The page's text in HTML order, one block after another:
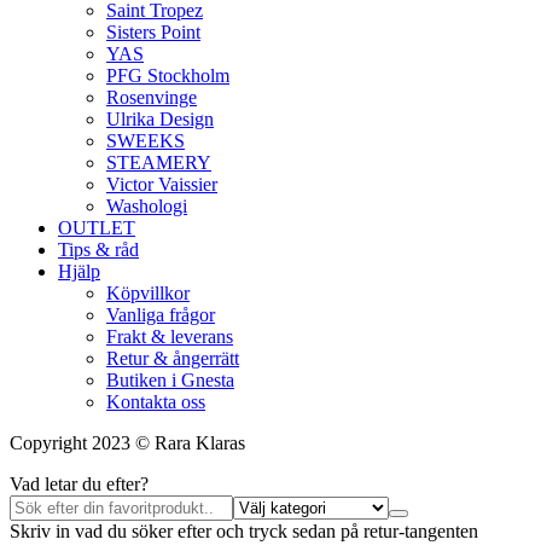
Saint Tropez
Sisters Point
YAS
PFG Stockholm
Rosenvinge
Ulrika Design
SWEEKS
STEAMERY
Victor Vaissier
Washologi
OUTLET
Tips & råd
Hjälp
Köpvillkor
Vanliga frågor
Frakt & leverans
Retur & ångerrätt
Butiken i Gnesta
Kontakta oss
Copyright 2023 © Rara Klaras
Vad letar du efter?
Skriv in vad du söker efter och tryck sedan på retur-tangenten